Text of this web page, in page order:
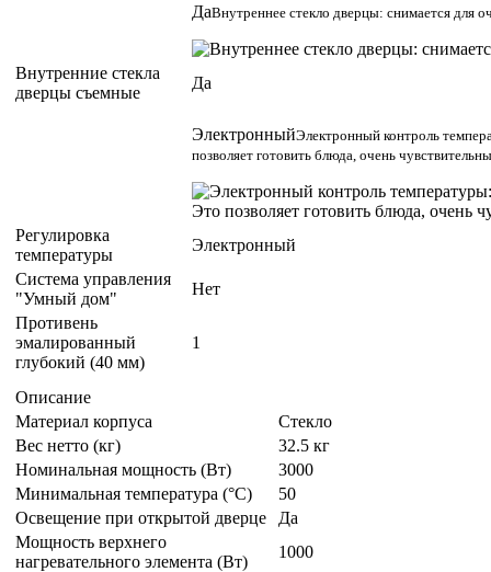
ДаВнутреннее стекло дверцы: снимается для
Внутренние стекла
дверцы съемные
Да
ЭлектронныйЭлектронный контроль
позволяет готовить блюда, очень
Регулировка
температуры
Электронный
Система управления
"Умный дом"
Нет
Противень
эмалированный
глубокий (40 мм)
1
Описание
Материал корпуса
Стекло
Вес нетто (кг)
32.5 кг
Номинальная мощность (Вт)
3000
Минимальная температура (°C)
50
Освещение при открытой дверце
Да
Мощность верхнего
нагревательного элемента (Вт)
1000